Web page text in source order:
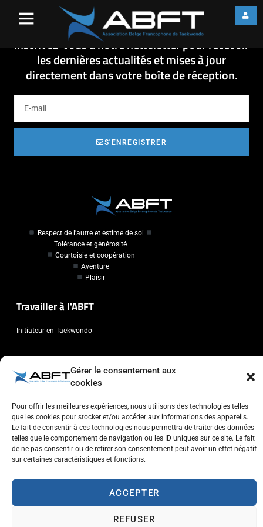
Gérer le consentement aux
cookies
Pour offrir les meilleures expériences, nous utilisons des technologies telles
que les cookies pour stocker et/ou accéder aux informations des appareils.
Le fait de consentir à ces technologies nous permettra de traiter des données
telles que le comportement de navigation ou les ID uniques sur ce site. Le fait
de ne pas consentir ou de retirer son consentement peut avoir un effet négatif
sur certaines caractéristiques et fonctions.
ACCEPTER
REFUSER
OCC KYORUGI 2018
Inscrivez-vous à notre newsletter pour recevoir
les dernières actualités et mises à jour
directement dans votre boîte de réception.
S'ENREGISTRER
Respect de l'autre et estime de soi
Tolérance et générosité
Courtoisie et coopération
Aventure
Plaisir
Travailler à l'ABFT
Initiateur en Taekwondo
Contact
Association Belge Francophone de Taekwondo
info@abft.be
+32 (0)2 347 34 77
Copyright © 2023 ABFT.BE – Tous droits réservés